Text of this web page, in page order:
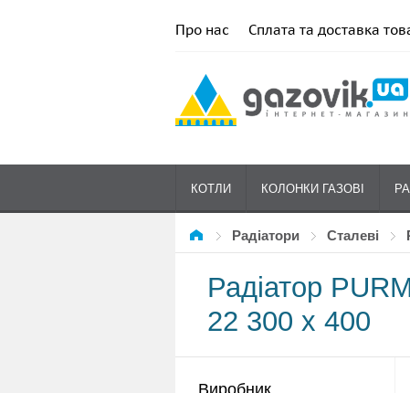
Про нас Сплата та доставка
КОТЛИ КОЛОНКИ ГАЗОВІ
Радіатори сталеві
Радіатор
22 300 x 400
Виробник